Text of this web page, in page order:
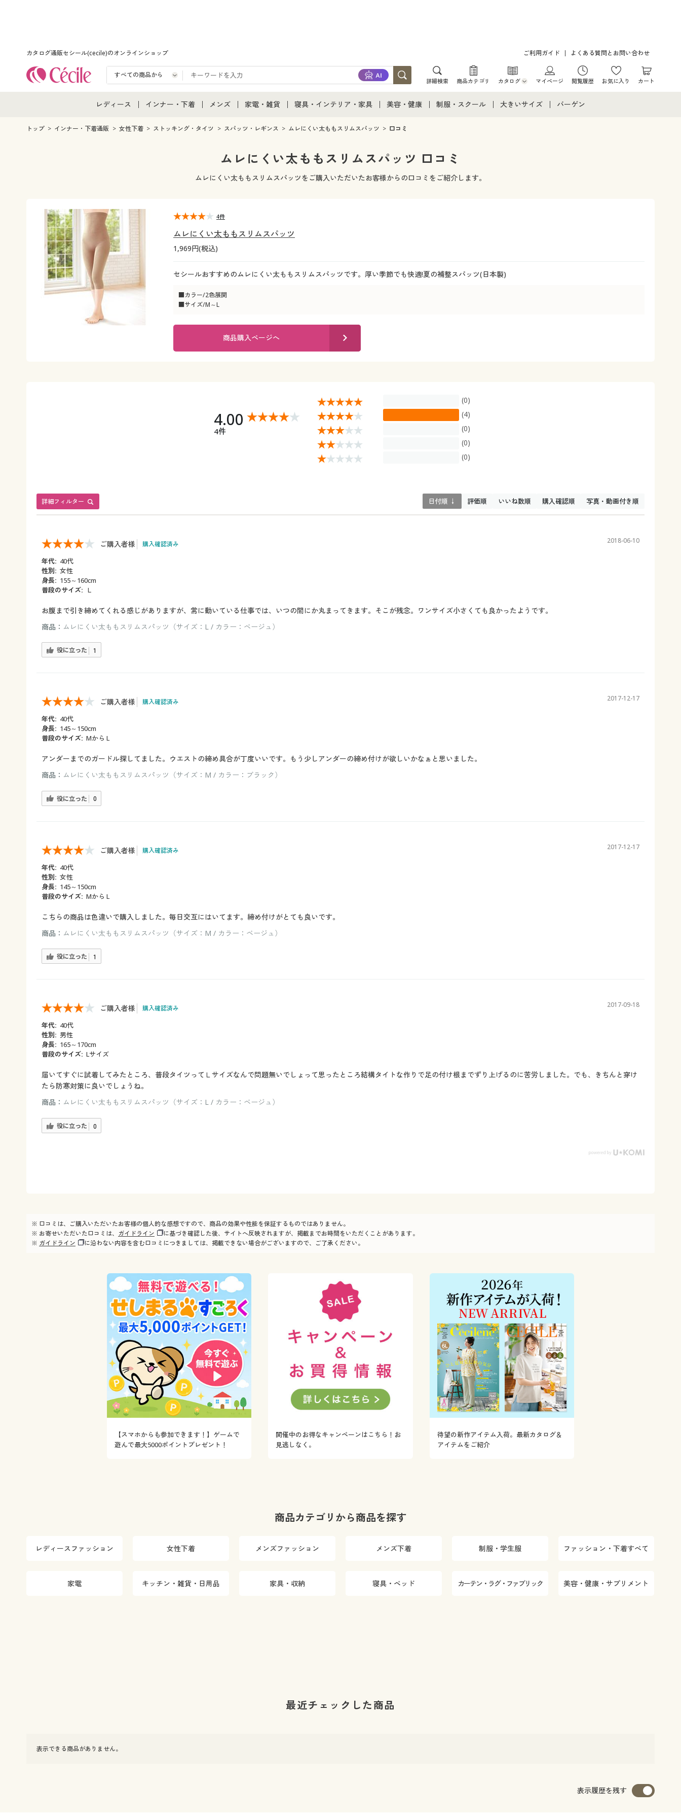
カタログ通販セシール(cecile)のオンラインショップ ご利用ガイド よくある質問とお問い合わせ
詳細検索 商品カテゴリ カタログ
カタログ・チラシからのご注文
マイページ 閲覧履歴 お気に入り カート
レディース
レディース通販すべて
インナー・下着
インナー・下着通販すべて
メンズ
メンズ通販すべて
メンズファッション
メンズ下着
家電・雑貨
家電・雑貨すべて
キッチン・雑貨・日用品
寝具・インテリア・家具
寝具・インテリア・家具通販すべて
家具・収納
寝具・ベッド
美容・健康
美容・健康通販すべて
美容・健康・サプリメント
制服・スクール
制服・学生服
ジュニア・ティーンズ下着
大きいサイズ バーゲン
トップ インナー・下着通販 女性下着 ストッキング・タイツ スパッツ・レギンス ムレにくい太ももスリムスパッツ 口コミ
ムレにくい太ももスリムスパッツ 口コミ
ムレにくい太ももスリムスパッツをご購入いただいたお客様からの口コミをご紹介します。
ムレにくい太ももスリムスパッツ
1,969円(税込)
セシールおすすめのムレにくい太ももスリムスパッツです。厚い季節でも快適!夏の補整スパッツ(日本製)
■カラー/2色展開
■サイズ/M～L
4件
商品購入ページへ
4.00
4件
(0)
(4)
(0)
(0)
(0)
詳細フィルター 日付順 ↓ 評価順 いいね数順 購入確認順 写真・動画付き順
ご購入者様 購入確認済み 2018-06-10
年代: 40代
性別: 女性
身長: 155～160cm
普段のサイズ: Ｌ
お腹まで引き締めてくれる感じがありますが、常に動いている仕事では、いつの間にか丸まってきます。そこが残念。ワンサイズ小さくても良かったようです。
商品： ムレにくい太ももスリムスパッツ（サイズ：L / カラー：ベージュ）
役に立った 1
ご購入者様 購入確認済み 2017-12-17
年代: 40代
身長: 145～150cm
普段のサイズ: Mから L
アンダーまでのガードル探してました。ウエストの締め具合が丁度いいです。もう少しアンダーの締め付けが欲しいかなぁと思いました。
商品： ムレにくい太ももスリムスパッツ（サイズ：M / カラー：ブラック）
役に立った 0
ご購入者様 購入確認済み 2017-12-17
年代: 40代
性別: 女性
身長: 145～150cm
普段のサイズ: Mから L
こちらの商品は色違いで購入しました。毎日交互にはいてます。締め付けがとても良いです。
商品： ムレにくい太ももスリムスパッツ（サイズ：M / カラー：ベージュ）
役に立った 1
ご購入者様 購入確認済み 2017-09-18
年代: 40代
性別: 男性
身長: 165～170cm
普段のサイズ: Lサイズ
届いてすぐに試着してみたところ、普段タイツってＬサイズなんで問題無いでしょって思ったところ結構タイトな作りで足の付け根までずり上げるのに苦労しました。でも、きちんと穿け
たら防寒対策に良いでしょうね。
商品： ムレにくい太ももスリムスパッツ（サイズ：L / カラー：ベージュ）
役に立った 0
※ 口コミは、ご購入いただいたお客様の個人的な感想ですので、商品の効果や性能を保証するものではありません。
※ お寄せいただいた口コミは、 ガイドライン
に基づき確認した後、サイトへ反映されますが、掲載までお時間をいただくことがあります。
※ ガイドライン に沿わない内容を含む口コミにつきましては、掲載できない場合がございますので、ご了承ください。
【スマホからも参加できます！】ゲームで
遊んで最大5000ポイントプレゼント！
開催中のお得なキャンペーンはこちら！お
見逃しなく。
待望の新作アイテム入荷。最新カタログ＆
アイテムをご紹介
商品カテゴリから商品を探す
レディースファッション 女性下着 メンズファッション メンズ下着 制服・学生服 ファッション・下着すべて
家電 キッチン・雑貨・日用品 家具・収納 寝具・ベッド カーテン・ラグ・ファブリック 美容・健康・サプリメント
最近チェックした商品
表示できる商品がありません。
表示履歴を残す